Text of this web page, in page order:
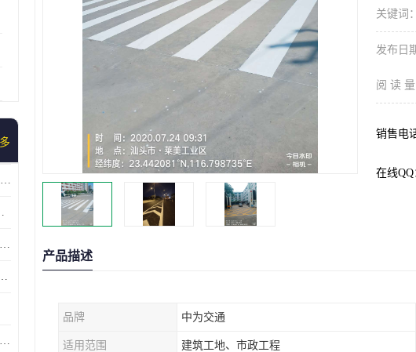
焦作道路划线 停车位划线 提供交通分流
急停车带
南阳车位划线标准_强调交通规则
划线 提供停车指引
安阳厂区划线价格_提高交通安全
关键词：
发布日
阅 读 量
销售电
在线QQ
产品描述
品牌 中为交通
适用范围 建筑工地、市政工程